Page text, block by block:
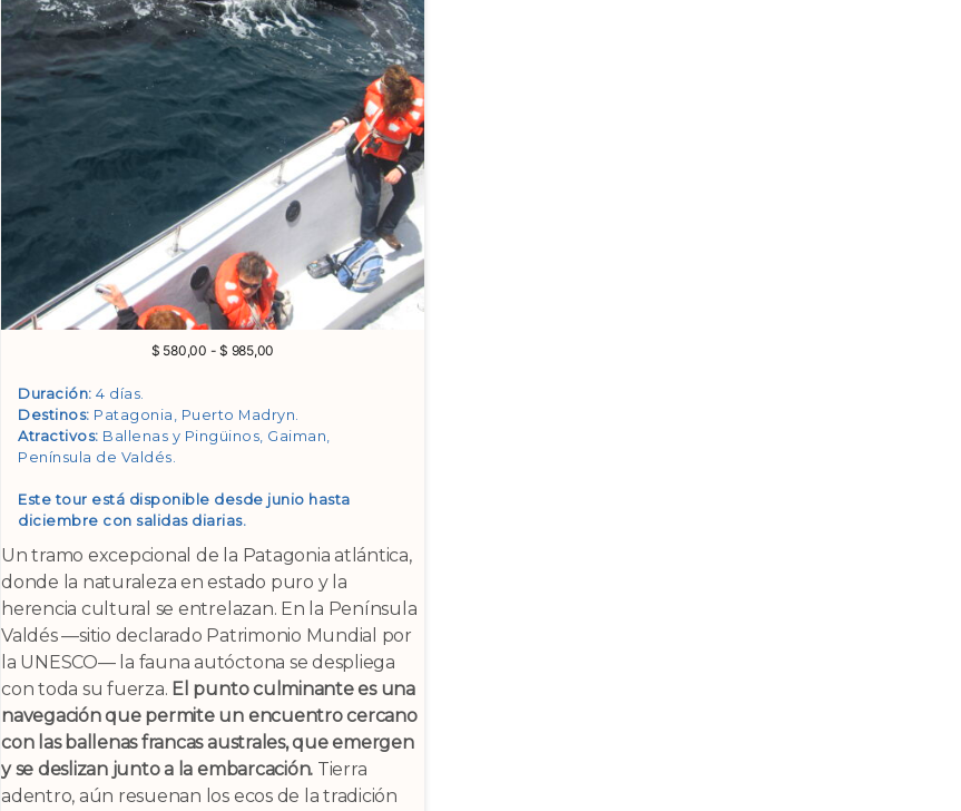
$ 580,00 - $ 985,00
desde
$ 580,00
Duración: 4 días.
Destinos: Patagonia, Puerto Madryn.
Atractivos: Ballenas y Pingüinos, Gaiman,
Península de Valdés.
Este tour está disponible desde junio hasta
diciembre con salidas diarias.
Un tramo excepcional de la Patagonia atlántica,
donde la naturaleza en estado puro y la
herencia cultural se entrelazan. En la Península
Valdés —sitio declarado Patrimonio Mundial por
la UNESCO— la fauna autóctona se despliega
con toda su fuerza. El punto culminante es una
navegación que permite un encuentro cercano
con las ballenas francas australes, que emergen
y se deslizan junto a la embarcación. Tierra
adentro, aún resuenan los ecos de la tradición